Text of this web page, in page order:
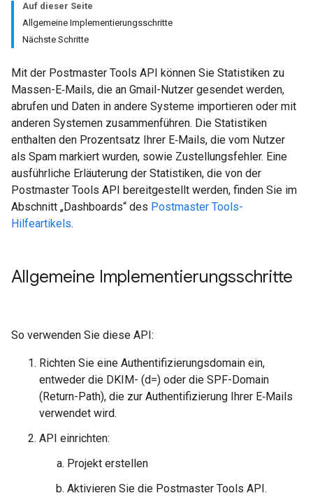
Auf dieser Seite
Allgemeine Implementierungsschritte
Nächste Schritte
Mit der Postmaster Tools API können Sie Statistiken zu
Massen-E‑Mails, die an Gmail-Nutzer gesendet werden,
abrufen und Daten in andere Systeme importieren oder mit
anderen Systemen zusammenführen. Die Statistiken
enthalten den Prozentsatz Ihrer E‑Mails, die vom Nutzer
als Spam markiert wurden, sowie Zustellungsfehler. Eine
ausführliche Erläuterung der Statistiken, die von der
Postmaster Tools API bereitgestellt werden, finden Sie im
Abschnitt „Dashboards“ des Postmaster Tools-
Hilfeartikels.
Allgemeine Implementierungsschritte
So verwenden Sie diese API:
Richten Sie eine Authentifizierungsdomain ein,
entweder die DKIM- (d=) oder die SPF-Domain
(Return-Path), die zur Authentifizierung Ihrer E‑Mails
verwendet wird.
API einrichten:
Projekt erstellen
Aktivieren Sie die Postmaster Tools API.